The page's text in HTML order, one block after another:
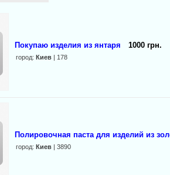
Покупаю изделия из янтаря 1000 грн.
город: Киев| 178
Полировочная паста для изделий из
город: Киев| 3890